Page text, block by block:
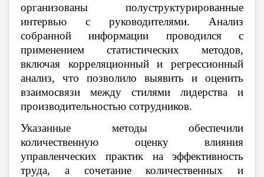
организованы полуструктурированные
интервью с руководителями. Анализ
собранной информации проводился с
применением статистических методов,
включая корреляционный и регрессионный
анализ, что позволило выявить и оценить
взаимосвязи между стилями лидерства и
производительностью сотрудников.
Указанные методы обеспечили
количественную оценку влияния
управленческих практик на эффективность
труда, а сочетание количественных и